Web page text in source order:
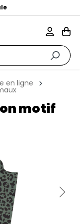
en ligne
motif